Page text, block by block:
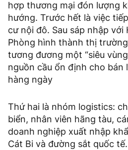
hợp thương mại đón lượng
hướng. Trước hết là việc
cư nội đô. Sau sáp nhập với
Phòng hình thành thị
tương đương một “siêu
nguồn cầu ổn định cho bán
hàng ngày
Thứ hai là nhóm logistics:
biển, nhân viên hãng tàu,
doanh nghiệp xuất nhập
Cát Bi và đường sắt quốc